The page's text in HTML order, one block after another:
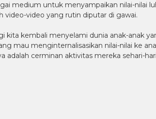
medium untuk menyampaikan nilai-nilai
video-video yang rutin diputar di gawai.
kembali menyelami dunia anak-anak
mau menginternalisasikan nilai-nilai ke
adalah cerminan aktivitas mereka sehari-